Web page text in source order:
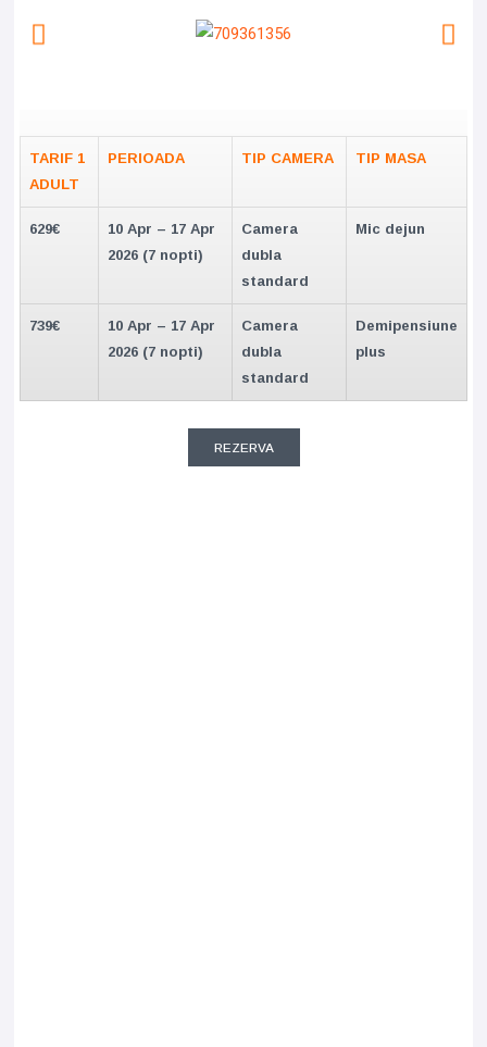
TARIF 1
ADULT
PERIOADA TIP CAMERA TIP MASA
629€
10 Apr – 17 Apr
2026 (7 nopti)
Camera
dubla
standard
Mic dejun
739€
10 Apr – 17 Apr
2026 (7 nopti)
Camera
dubla
standard
Demipensiune
plus
REZERVA